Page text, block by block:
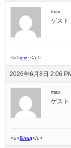
max
ゲスト
<u>учит</u>
2026年6月8日 2:06
max
ゲスト
<u>Влад</u>